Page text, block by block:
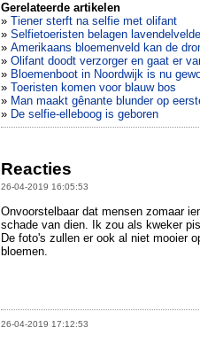
Gerelateerde artikelen
» Tiener sterft na selfie met olifant
» Selfietoeristen belagen
» Amerikaans bloemenveld kan de
» Olifant doodt verzorger en gaat er
» Bloemenboot in Noordwijk is nu
» Toeristen komen voor blauw bos
» Man maakt gênante blunder op
» De selfie-elleboog is geboren
Reacties
26-04-2019 16:05:53
Onvoorstelbaar dat mensen zomaar
schade van dien. Ik zou als kweker
De foto's zullen er ook al niet mooier
bloemen.
26-04-2019 17:12:53